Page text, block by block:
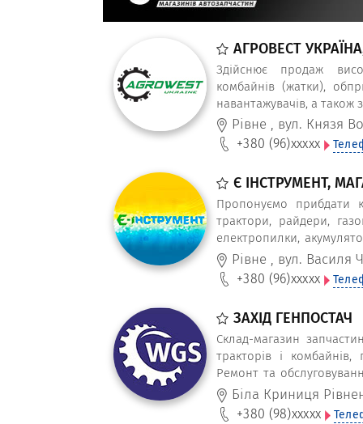
АГРОВЕСТ
Здійснює продаж
комбайнів (жатки),
навантажувачів, а також
Рівне , вул. Князя
+380 (96)xxxxx
Є ІНСТРУМЕНТ,
Пропонуємо прибдати
трактори, райдери,
електропилки,
інструмент для саду ТМ
Рівне , вул. Василя
+380 (96)xxxxx
ЗАХІД ГЕНПОСТАЧ
Склад-магазин
тракторів і комбайнів,
Ремонт та
тракторів, комбайнів і
Біла Криниця
+380 (98)xxxxx